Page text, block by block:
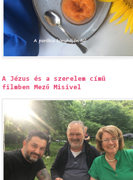
A Jézus és a szerelem című
filmben Mező Misivel